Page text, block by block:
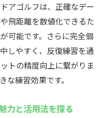
ができるシミュレータ
ドアゴルフスクールの
ミュレーター設備と
スクールで新感覚体
アゴルフは、正確なデー
飛距離を数値化できるた
可能です。さらに完全個
しやすく、反復練習を通
トの精度向上に繋がりま
な練習効果です。
力と活用法を探る